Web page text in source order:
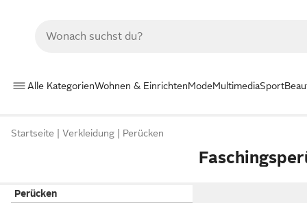
Alle KategorienWohnen & EinrichtenModeMultimediaSport
Startseite Verkleidung Perücken
Perücken